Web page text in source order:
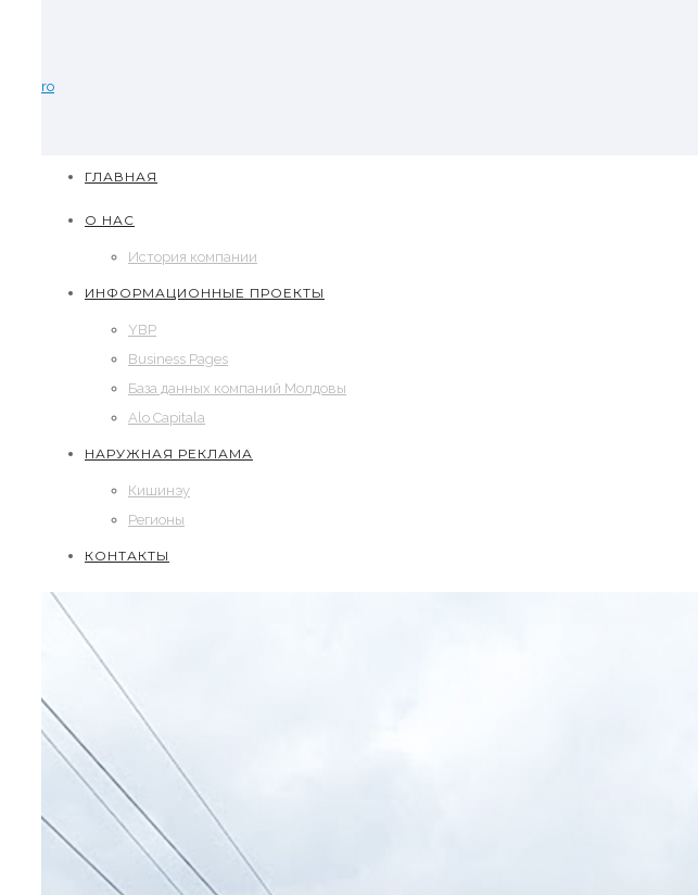
ro
ГЛАВНАЯ
О НАС
История компании
ИНФОРМАЦИОННЫЕ ПРОЕКТЫ
YBP
Business Pages
База данных компаний Молдовы
Alo Capitala
НАРУЖНАЯ РЕКЛАМА
Кишинэу
Регионы
КОНТАКТЫ